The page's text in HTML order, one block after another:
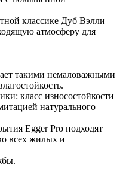
классике Дуб Вэлли
атмосферу для
такими немаловажными
класс износостойкости
натурального
Egger Pro подходят
всех жилых и